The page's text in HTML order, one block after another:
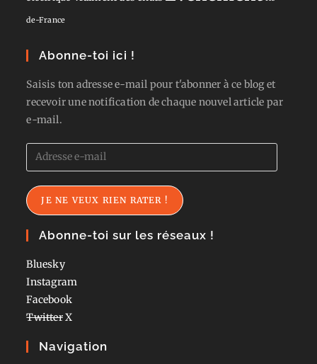
de-France
Abonne-toi ici !
Saisis ton adresse e-mail pour t'abonner à ce blog et
recevoir une notification de chaque nouvel article par
e-mail.
Adresse
e-
mail
JE NE VEUX RIEN RATER !
Abonne-toi sur les réseaux !
Bluesky
Instagram
Facebook
TwitterX
Navigation